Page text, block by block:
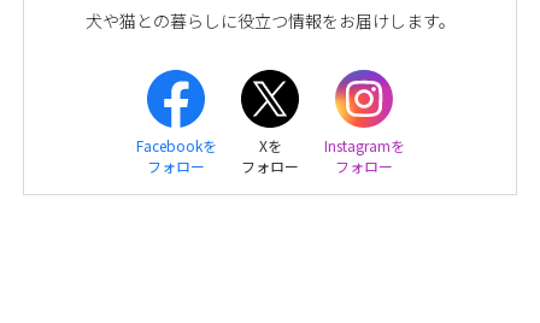
犬や猫との暮らしに役立つ情報をお届けします。
Facebookを
フォロー
Xを
フォロー
Instagramを
フォロー